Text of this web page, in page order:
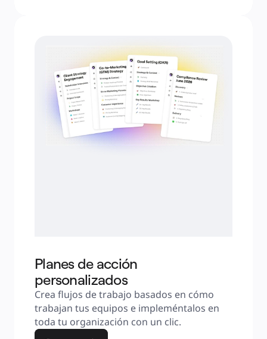
Planes de acción
personalizados
Crea flujos de trabajo basados en cómo
trabajan tus equipos e impleméntalos en
toda tu organización con un clic.